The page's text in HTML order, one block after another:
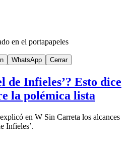
en el portapapeles
WhatsApp Cerrar
de Infieles’? Esto dice
la polémica lista
en W Sin Carreta los alcances
Infieles’.